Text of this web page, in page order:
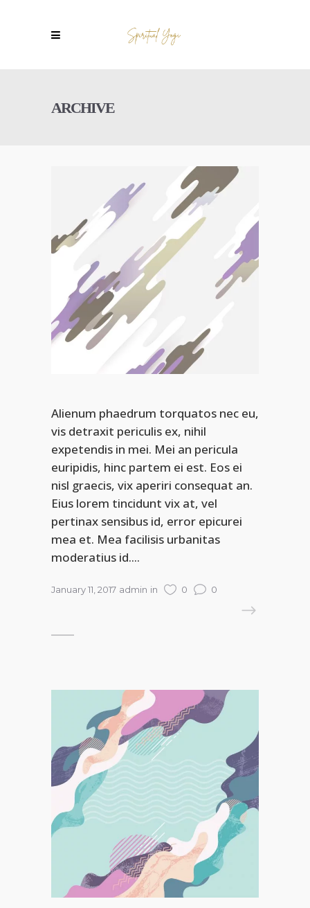
ARCHIVE
Alienum phaedrum torquatos nec eu,
vis detraxit periculis ex, nihil
expetendis in mei. Mei an pericula
euripidis, hinc partem ei est. Eos ei
nisl graecis, vix aperiri consequat an.
Eius lorem tincidunt vix at, vel
pertinax sensibus id, error epicurei
mea et. Mea facilisis urbanitas
moderatius id....
January 11, 2017 admin in 0 0